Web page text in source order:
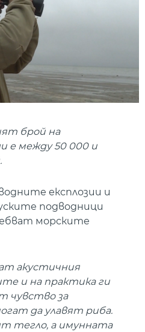
брой на
е между 50 000 и
експлозии и
подводници
морските
акустичния
и на практика ги
чувство за
да улавят риба.
тегло, а имунната